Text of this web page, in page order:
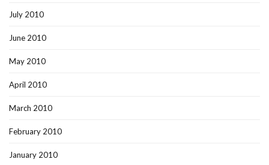
July 2010
June 2010
May 2010
April 2010
March 2010
February 2010
January 2010